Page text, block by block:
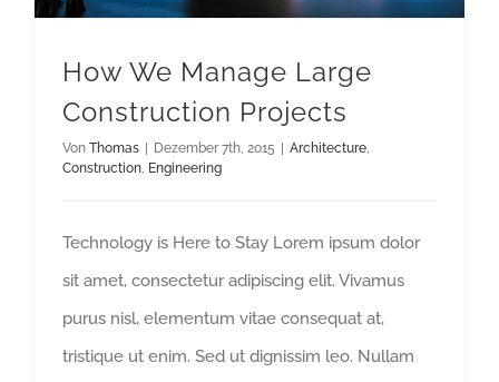
How We Manage Large
Construction Projects
Von Thomas | Dezember 7th, 2015 | Architecture
Construction Engineering
Technology is Here to Stay Lorem ipsum dolor
sit amet, consectetur adipiscing elit. Vivamus
purus nisl, elementum vitae consequat at,
tristique ut enim. Sed ut dignissim leo. Nullam